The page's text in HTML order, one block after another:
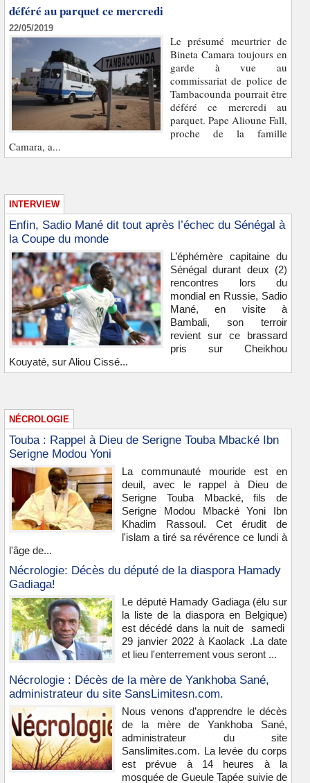
déféré au parquet ce mercredi
22/05/2019
Le présumé meurtrier de
Bineta Camara toujours en
garde à vue au
commissariat de police de
Tambacounda pourrait être
déféré ce mercredi au
parquet. Pape Alioune Fall,
proche de la famille
Camara, a...
INTERVIEW
Enfin, Sadio Mané dit tout après l’échec du Sénégal à
la Coupe du monde
L’éphémère capitaine du
Sénégal durant deux (2)
rencontres lors du
mondial en Russie, Sadio
Mané, en visite à
Bambali, son terroir
revient sur ce brassard
pris sur Cheikhou
Kouyaté, sur Aliou Cissé...
NÉCROLOGIE
Touba : Rappel à Dieu de Serigne Touba Mbacké Ibn
Serigne Modou Yoni
La communauté mouride est en
deuil, avec le rappel à Dieu de
Serigne Touba Mbacké, fils de
Serigne Modou Mbacké Yoni Ibn
Khadim Rassoul. Cet érudit de
l'islam a tiré sa révérence ce lundi à
l'âge de...
Nécrologie: Décès du député de la diaspora Hamady
Gadiaga!
Le député Hamady Gadiaga (élu sur
la liste de la diaspora en Belgique)
est décédé dans la nuit de samedi
29 janvier 2022 à Kaolack .La date
et lieu l'enterrement vous seront ...
Nécrologie : Décès de la mère de Yankhoba Sané,
administrateur du site SansLimitesn.com.
Nous venons d’apprendre le décès
de la mère de Yankhoba Sané,
administrateur du site
Sanslimites.com. La levée du corps
est prévue à 14 heures à la
mosquée de Gueule Tapée suivie de